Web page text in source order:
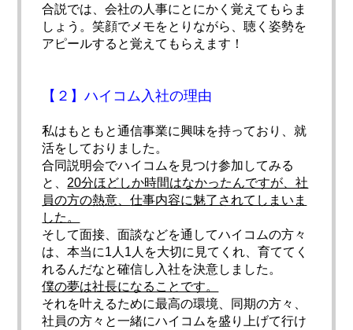
合説では、会社の人事にとにかく覚えてもらま
しょう。笑顔でメモをとりながら、聴く姿勢を
アピールすると覚えてもらえます！
【２】ハイコム入社の理由
私はもともと通信事業に興味を持っており、 就
活をしておりました。
合同説明会でハイコムを見つけ参加してみる
と、 20分ほどしか時間はなかったんですが、社
員の方の熱意、仕事内容に魅了されてしまいま
した。
そして面接、面談などを通してハイコムの方々
は、本当に1人1人を大切に見てくれ、育ててく
れるんだなと確信し入社を決意しました。
僕の夢は社長になることです。
それを叶えるために最高の環境、同期の方々、
社員の方々と一緒にハイコムを盛り上げて行け